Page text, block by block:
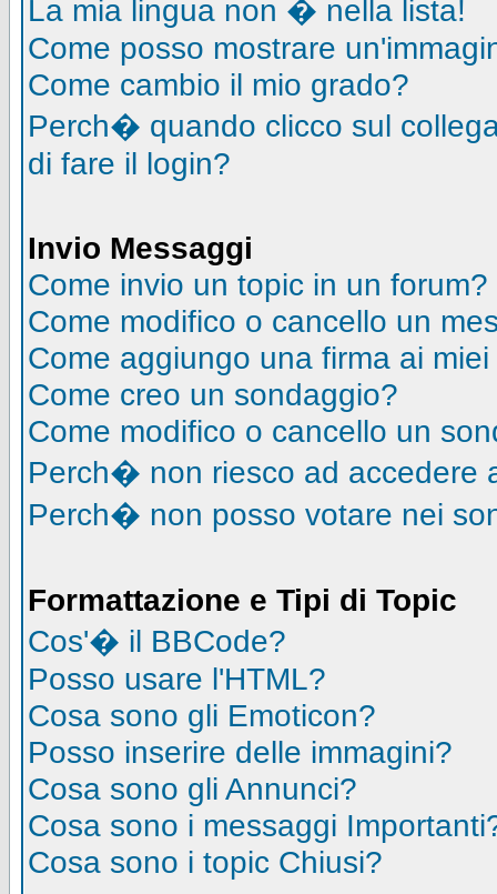
La mia lingua non � nella lista!
Come posso mostrare
Come cambio il mio grado?
Perch� quando clicco sul
di fare il login?
Invio Messaggi
Come invio un topic in un forum?
Come modifico o cancello un
Come aggiungo una firma ai
Come creo un sondaggio?
Come modifico o cancello un
Perch� non riesco ad accedere
Perch� non posso votare nei
Formattazione e Tipi di Topic
Cos'� il BBCode?
Posso usare l'HTML?
Cosa sono gli Emoticon?
Posso inserire delle immagini?
Cosa sono gli Annunci?
Cosa sono i messaggi
Cosa sono i topic Chiusi?